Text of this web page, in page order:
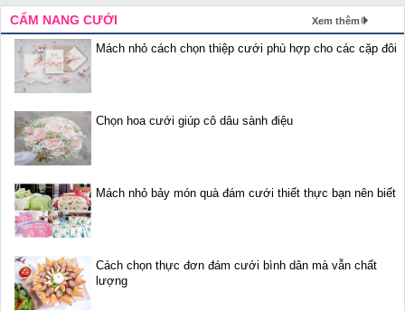
CẨM NANG CƯỚI Xem thêm
Mách nhỏ cách chọn thiệp cưới phù hợp cho các cặp đôi
Chọn hoa cưới giúp cô dâu sành điệu
Mách nhỏ bảy món quà đám cưới thiết thực bạn nên biết
Cách chọn thực đơn đám cưới bình dân mà vẫn chất
lượng